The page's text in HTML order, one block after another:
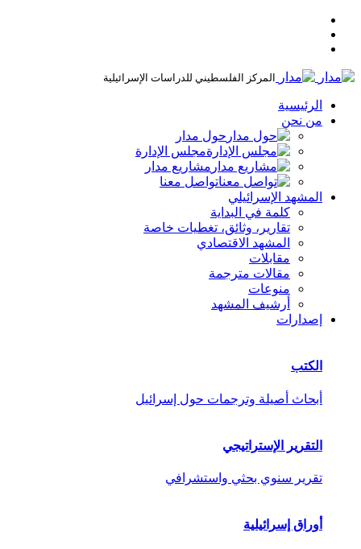
المركز الفلسطيني للدراسات الإسرائيلية
الرئيسية
من نحن
حول مدار
مجلس الإدارة
مشاريع مدار
تواصل معنا
المشهد الإسرائيلي
كلمة في البداية
تقارير، وثائق، تغطيات خاصة
المشهد الاقتصادي
مقابلات
مقالات مترجمة
منوعات
أرشيف المشهد
إصدارات
الكتب
أبحاث أصيلة وترجمات حول إسرائيل
التقرير الإستراتيجي
تقرير سنوي بحثي واستشرافي
أوراق إسرائيلية